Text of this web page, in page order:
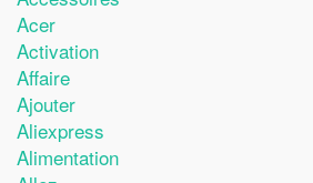
Acer
Activation
Affaire
Ajouter
Aliexpress
Alimentation